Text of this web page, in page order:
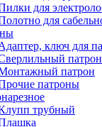
для
для
ключ для
патрон
патрон
патроны
трубный